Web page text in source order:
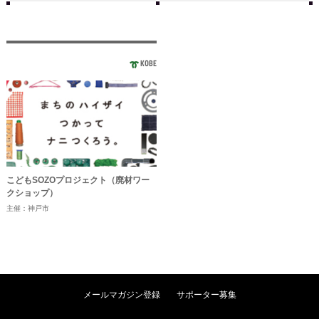
KOBE
こどもSOZOプロジェクト（廃材ワー
クショップ）
主催：神戸市
メールマガジン登録 サポーター募集